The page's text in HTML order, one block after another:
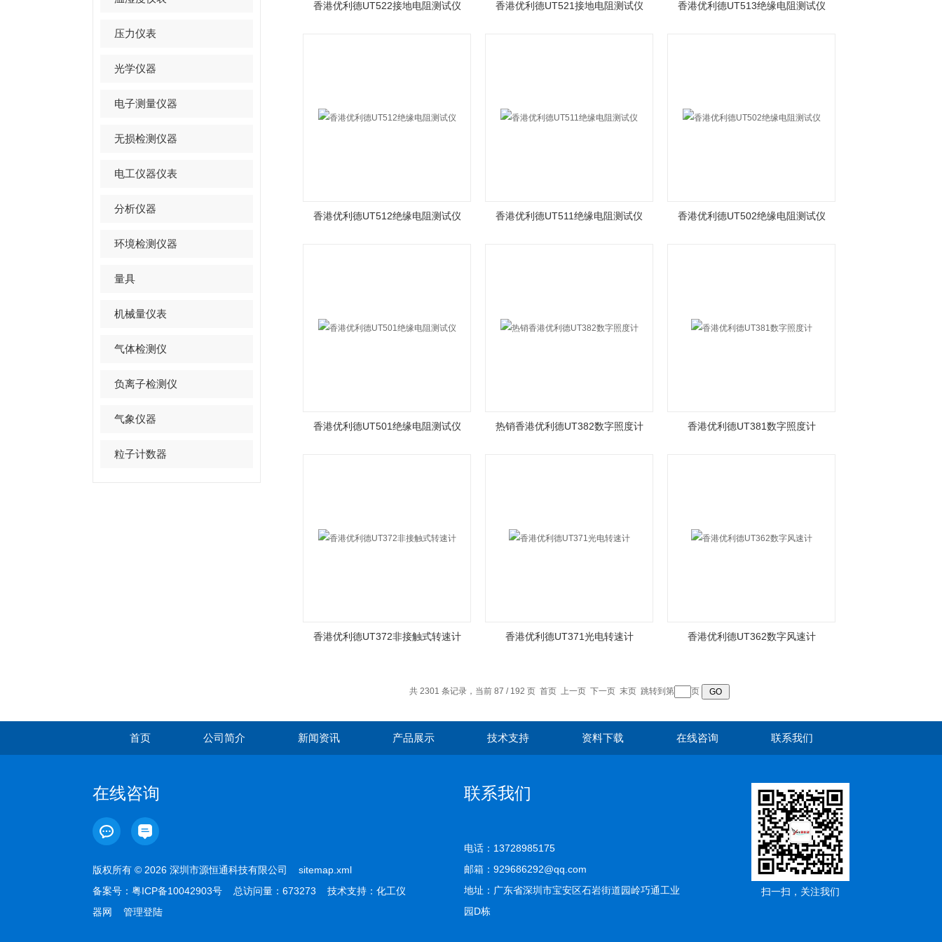
压力仪表
光学仪器
电子测量仪器
无损检测仪器
电工仪器仪表
分析仪器
环境检测仪器
量具
机械量仪表
气体检测仪
负离子检测仪
气象仪器
粒子计数器
香港优利德UT522接地电阻测试仪 香港优利德UT521接地电阻测试仪 香港优利德UT513绝缘电阻测试仪
香港优利德UT512绝缘电阻测试仪 香港优利德UT511绝缘电阻测试仪 香港优利德UT502绝缘电阻测试仪
香港优利德UT501绝缘电阻测试仪 热销香港优利德UT382数字照度计 香港优利德UT381数字照度计
香港优利德UT372非接触式转速计 香港优利德UT371光电转速计 香港优利德UT362数字风速计
共 2301 条记录，当前 87 / 192 页 首页 上一页 下一页 末页跳转到第 页
首页 公司简介 新闻资讯 产品展示 技术支持 资料下载 在线咨询 联系我们
在线咨询
版权所有 © 2026 深圳市源恒通科技有限公司 sitemap.xml
备案号： 粤ICP备10042903号 总访问量：673273 技术支持： 化工仪
器网
管理登陆
联系我们
电话：13728985175
邮箱：929686292@qq.com
地址：广东省深圳市宝安区石岩街道园岭巧通工业
园D栋
扫一扫，关注我们